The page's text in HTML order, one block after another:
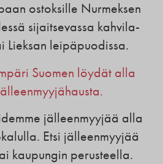
ostoksille Nurmeksen
sijaitsevassa kahvila-
Lieksan leipäpuodissa.
Suomen löydät alla
jälleenmyyjää alla
Etsi jälleenmyyjää
kaupungin perusteella.